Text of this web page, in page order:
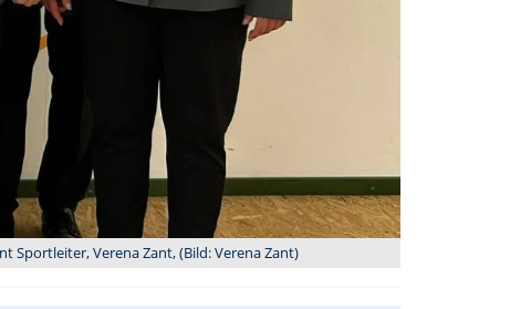
Sportleiter, Verena Zant, (Bild: Verena Zant)